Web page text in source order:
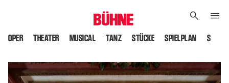
OPER THEATER MUSICAL TANZ STÜCKE SPIELPLAN